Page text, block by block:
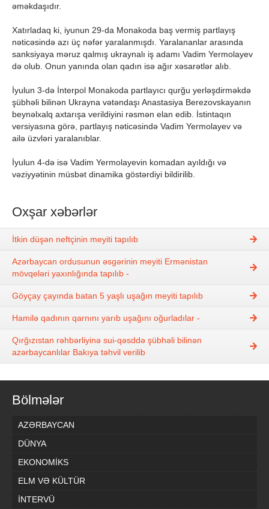
əməkdaşıdır.
Xatırladaq ki, iyunun 29-da Monakoda baş vermiş partlayış
nəticəsində azı üç nəfər yaralanmışdı. Yaralananlar arasında
sanksiyaya məruz qalmış ukraynalı iş adamı Vadim Yermolayev
də olub. Onun yanında olan qadın isə ağır xəsarətlər alıb.
İyulun 3-də İnterpol Monakoda partlayıcı qurğu yerləşdirməkdə
şübhəli bilinən Ukrayna vətəndaşı Anastasiya Berezovskayanın
beynəlxalq axtarışa verildiyini rəsmən elan edib. İstintaqın
versiyasına görə, partlayış nəticəsində Vadim Yermolayev və
ailə üzvləri yaralanıblar.
İyulun 4-də isə Vadim Yermolayevin komadan ayıldığı və
vəziyyətinin müsbət dinamika göstərdiyi bildirilib.
Oxşar xəbərlər
İtkin düşən neftçinin meyiti tapılıb
Azərbaycan ordusunun əsgərinin meyiti Ermənistan
mövqeləri yaxınlığında tapılıb -
Göyçay çayında batan 5 yaşlı uşağın meyiti tapılıb
Hamilə qadının qarnını yarıb uşağını oğurladılar -
Qırğızıstan rəhbərliyinə sui-qəsddə şübhəli bilinən
azərbaycanlılar Bakıya təhvil verilib
Bölmələr
AZƏRBAYCAN
DÜNYA
EKONOMİKS
ELM VƏ KÜLTÜR
İNTERVÜ